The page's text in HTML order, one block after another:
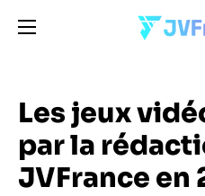
Les jeux
par la
JVFrance en